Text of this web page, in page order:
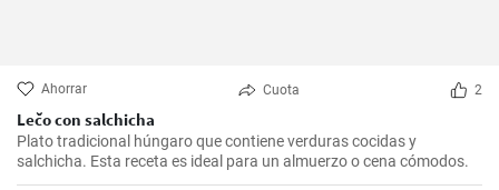
Ahorrar Cuota 2
Lečo con salchicha
Plato tradicional húngaro que contiene verduras cocidas y
salchicha. Esta receta es ideal para un almuerzo o cena cómodos.